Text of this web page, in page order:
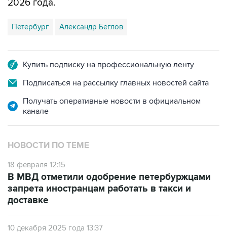
2026 года.
Петербург Александр Беглов
Купить подписку на профессиональную ленту
Подписаться на рассылку главных новостей сайта
Получать оперативные новости в официальном
канале
НОВОСТИ ПО ТЕМЕ
18 февраля 12:15
В МВД отметили одобрение петербуржцами
запрета иностранцам работать в такси и
доставке
10 декабря 2025 года 13:37